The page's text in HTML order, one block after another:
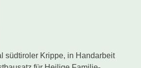
südtiroler Krippe, in Handarbeit